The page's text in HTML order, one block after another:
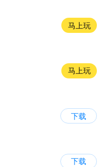
马上玩
马上玩
下载
下载